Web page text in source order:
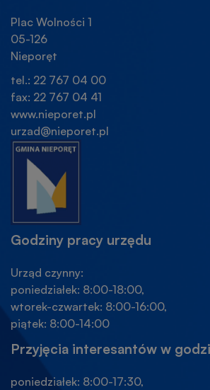
Plac Wolności 1
05-126
Nieporęt
tel.: 22 767 04 00
fax: 22 767 04 41
www.nieporet.pl
urzad@nieporet.pl
Godziny pracy urzędu
Urząd czynny:
poniedziałek: 8:00-18:00,
wtorek-czwartek: 8:00-16:00,
piątek: 8:00-14:00
Przyjęcia interesantów w
poniedziałek: 8:00-17:30,